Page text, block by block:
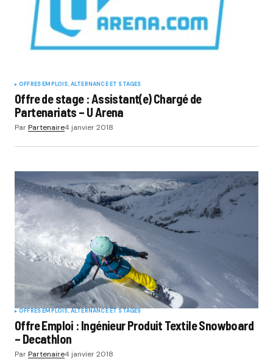
OFFRES EMPLOIS, ALTERNANCE ET STAGES
Offre de stage : Assistant(e) Chargé de
Partenariats – U Arena
ParPartenaire4 janvier 2018
OFFRES EMPLOIS, ALTERNANCE ET STAGES
Offre Emploi : Ingénieur Produit Textile Snowboard
– Decathlon
ParPartenaire4 janvier 2018